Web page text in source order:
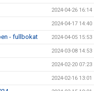
2024-04-26 16:14
2024-04-17 14:40
- fullbokat 2024-04-05 15:53
2024-03-08 14:53
2024-02-20 07:23
2024-02-16 13:01